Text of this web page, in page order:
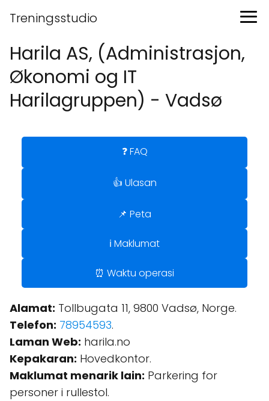
Treningsstudio
Harila AS, (Administrasjon,
Økonomi og IT
Harilagruppen) - Vadsø
❓ FAQ
👍 Ulasan
📌 Peta
ℹ️ Maklumat
⏰ Waktu operasi
Alamat: Tollbugata 11, 9800 Vadsø, Norge.
Telefon: 78954593.
Laman Web: harila.no
Kepakaran: Hovedkontor.
Maklumat menarik lain: Parkering for
personer i rullestol.